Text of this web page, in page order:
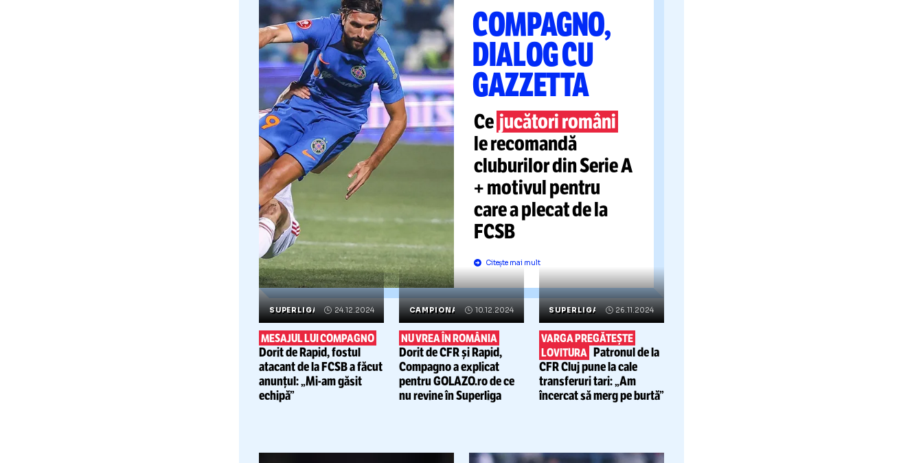
Campionilor Asiei
Citește mai mult
un tricou prestigios”
Citește mai mult
SUPERLIGA
COMPAGNO,
DIALOG CU
GAZZETTA
Cejucători români
le recomandă
cluburilor din Serie A
+ motivul pentru
care a plecat de la
FCSB